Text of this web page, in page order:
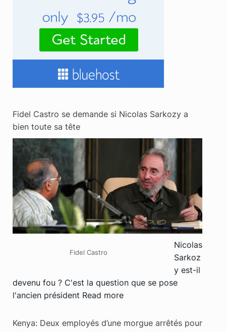
Fidel Castro se demande si Nicolas Sarkozy a
bien toute sa tête
Fidel Castro
Nicolas
Sarkoz
y est-il
devenu fou ? C'est la question que se pose
l'ancien président Read more
Kenya: Deux employés d’une morgue arrêtés pour